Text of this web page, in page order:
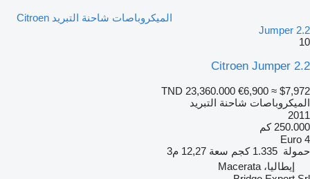
الميكروباصات شاحنة التبريد Citroen
Jumper 2.2
10
Citroen Jumper 2.2
TND 23,360.000 €6,900 ≈ $7,972
الميكروباصات شاحنة التبريد
2011
250.000 كم
Euro 4
حمولة 1.335 كجم سعة 12,27 م3
إيطاليا، Macerata